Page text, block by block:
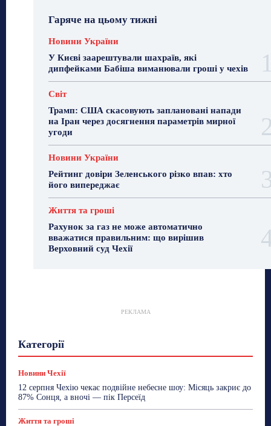
Гаряче на цьому тижні
Новини України
У Києві заарештували шахраїв, які
дипфейками Бабіша виманювали гроші у чехів
Світ
Трамп: США скасовують заплановані напади
на Іран через досягнення параметрів мирної
угоди
Новини України
Рейтинг довіри Зеленського різко впав: хто
його випереджає
Життя та гроші
Рахунок за газ не може автоматично
вважатися правильним: що вирішив
Верховний суд Чехії
РЕКЛАМА
Категорії
Новини Чехії
Сад та город Світ
ТехноМанія
Топ-новини Фоторепортаж
Новини Чехії
12 серпня Чехію чекає подвійне небесне шоу: Місяць закриє до
87% Сонця, а вночі — пік Персеїд
Життя та гроші